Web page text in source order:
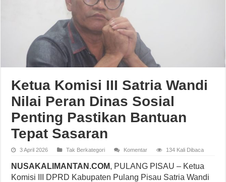
Ketua Komisi III Satria Wandi
Nilai Peran Dinas Sosial
Penting Pastikan Bantuan
Tepat Sasaran
3 April 2026 Tak Berkategori Komentar 134 Kali Dibaca
NUSAKALIMANTAN.COM, PULANG PISAU – Ketua
Komisi III DPRD Kabupaten Pulang Pisau Satria Wandi